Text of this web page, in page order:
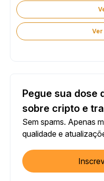
Ver
Pegue sua dose
sobre cripto e
Sem spams. Apenas
qualidade e